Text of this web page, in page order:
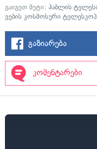
გაიგეთ მეტი: ჰაბლის
ვების კოსმოსური
გაზიარება
კომენტარები